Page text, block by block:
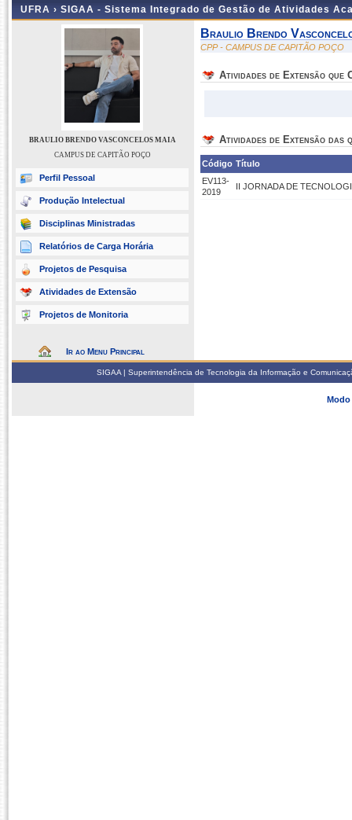
UFRA › SIGAA - Sistema Integrado de Gestão de Atividades
BRAULIO BRENDO VASCONCELOS MAIA
CAMPUS DE CAPITÃO POÇO
Perfil Pessoal
Produção Intelectual
Disciplinas Ministradas
Relatórios de Carga Horária
Projetos de Pesquisa
Atividades de Extensão
Projetos de Monitoria
Ir ao Menu Principal
Braulio Brendo
CPP - CAMPUS DE CAPITÃO POÇO
Atividades de Extensão que
Atividades de Extensão das
Código Título
EV113-
2019
II JORNADA DE
SIGAA | Superintendência de Tecnologia da Informação e
Modo